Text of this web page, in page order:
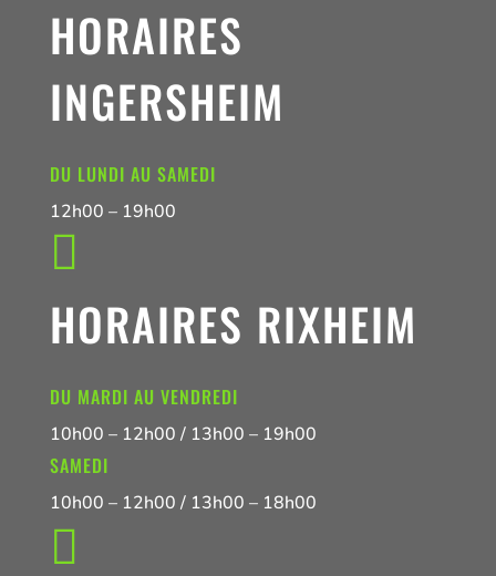
HORAIRES
INGERSHEIM
DU LUNDI AU SAMEDI
12h00 – 19h00

HORAIRES RIXHEIM
DU MARDI AU VENDREDI
10h00 – 12h00 / 13h00 – 19h00
SAMEDI
10h00 – 12h00 / 13h00 – 18h00
